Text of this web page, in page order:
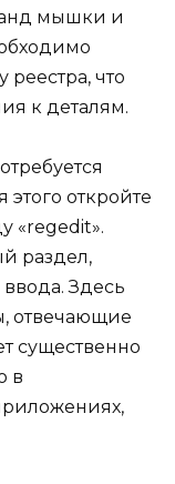
мышки и
что
к деталям.
этого откройте
«regedit».
раздел,
Здесь
отвечающие
существенно
в